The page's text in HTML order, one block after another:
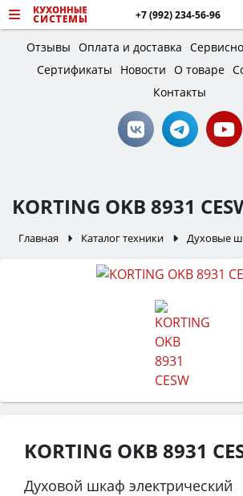
+7 (992) 234-56-96
Отзывы Оплата и доставка
Сертификаты
Новости О товаре
Контакты
KORTING OKB 8931
Главная Каталог техники Духовые
KORTING OKB 8931
Духовой шкаф электрический